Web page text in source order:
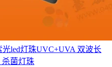
光led灯珠UVC+UVA 双波长
杀菌灯珠